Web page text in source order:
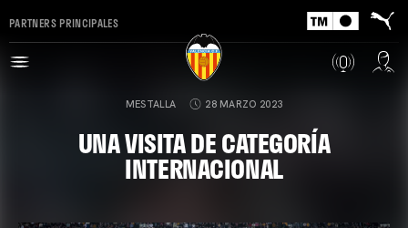
PARTNERS PRINCIPALES
MESTALLA 28 MARZO 2023
UNA VISITA DE CATEGORÍA
INTERNACIONAL